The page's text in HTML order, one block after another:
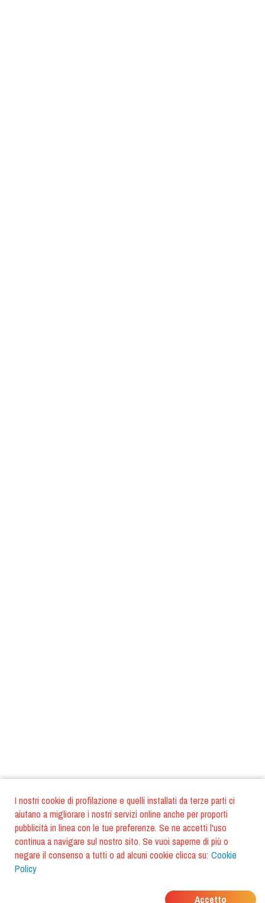
I nostri cookie di profilazione e quelli installati da terze parti ci
aiutano a migliorare i nostri servizi online anche per proporti
pubblicità in linea con le tue preferenze. Se ne accetti l'uso
continua a navigare sul nostro sito. Se vuoi saperne di più o
negare il consenso a tutti o ad alcuni cookie clicca su: Cookie
Policy
Accetto
DOVE MANGIANO I